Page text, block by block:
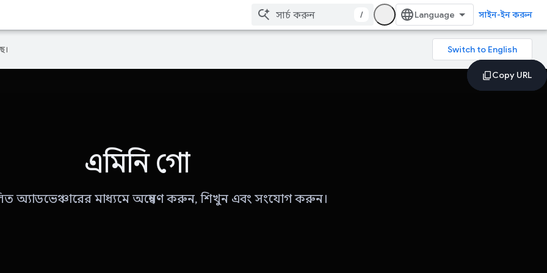
/ সাইন-ইন করুন
এমিনি গো
অ্যাডভেঞ্চারের মাধ্যমে অন্বেষণ করুন, শিখুন এবং সংযোগ করুন।